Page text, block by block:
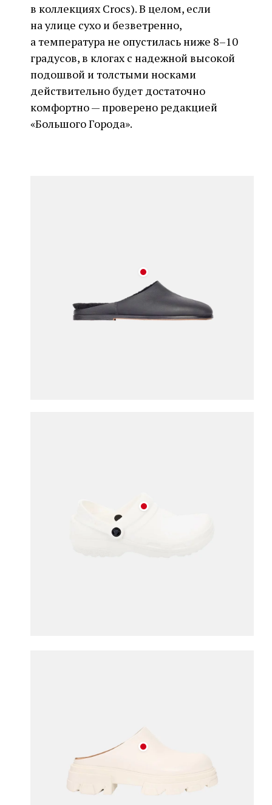
в коллекциях Crocs). В целом, если
на улице сухо и безветренно,
а температура не опустилась ниже 8–10
градусов, в клогах с надежной высокой
подошвой и толстыми носками
действительно будет достаточно
комфортно — проверено редакцией
«Большого Города».